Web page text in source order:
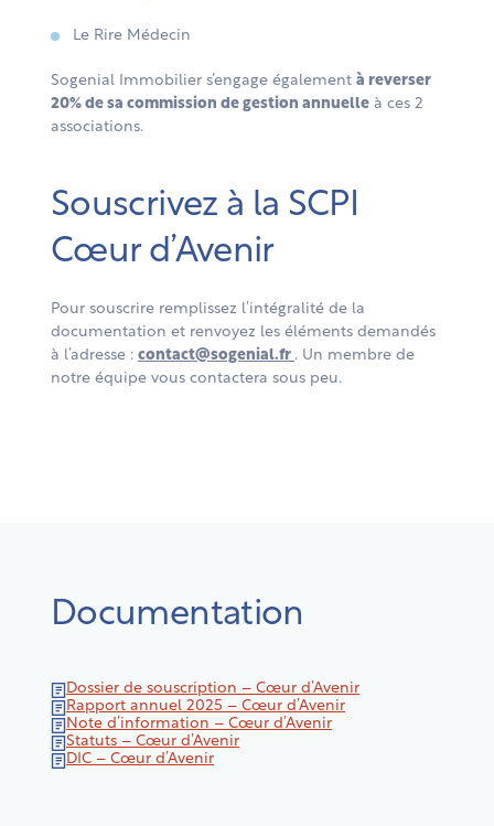
Le Rire Médecin
Sogenial Immobilier s’engage également à reverser
20% de sa commission de gestion annuelle à ces 2
associations.
Souscrivez à la SCPI
Cœur d’Avenir
Pour souscrire remplissez l’intégralité de la
documentation et renvoyez les éléments demandés
à l’adresse : contact@sogenial.fr . Un membre de
notre équipe vous contactera sous peu.
Documentation
Dossier de souscription – Cœur d’Avenir
Rapport annuel 2025 – Cœur d’Avenir
Note d’information – Cœur d’Avenir
Statuts – Cœur d’Avenir
DIC – Cœur d’Avenir